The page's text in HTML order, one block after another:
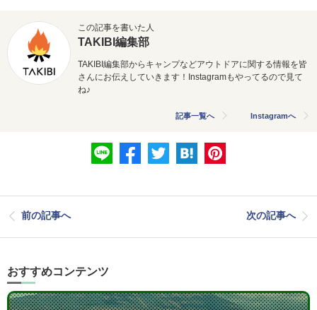
この記事を書いた人
TAKIBI編集部
TAKIBI編集部からキャンプなどアウトドアに関する情報を皆
さんにお伝えしていきます！Instagramもやってるので見て
ね♪
記事一覧へ Instagramへ
前の記事へ 次の記事へ
おすすめコンテンツ